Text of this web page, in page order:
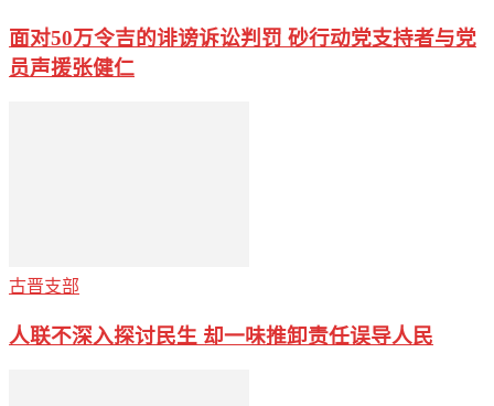
面对50万令吉的诽谤诉讼判罚 砂行动党支持者与党
员声援张健仁
古晋支部
人联不深入探讨民生 却一味推卸责任误导人民